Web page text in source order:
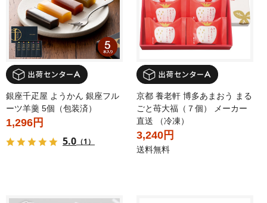
銀座千疋屋 ようかん 銀座フル
ーツ羊羹 5個（包装済）
1,296円
5.0 （1）
京都 養老軒 博多あまおう まる
ごと苺大福（７個） メーカー
直送 （冷凍）
3,240円
送料無料